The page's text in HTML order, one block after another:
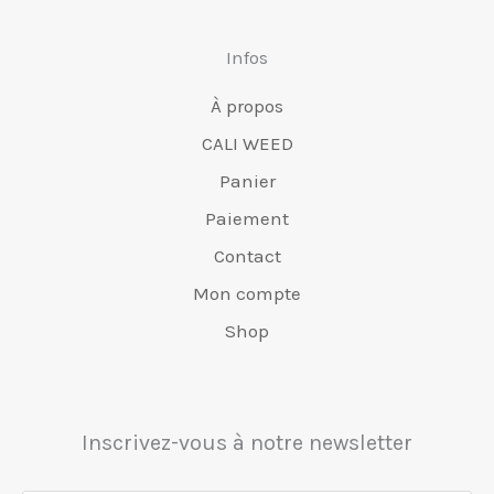
produit
Infos
À propos
CALI WEED
Panier
Paiement
Contact
Mon compte
Shop
Inscrivez-vous à notre newsletter